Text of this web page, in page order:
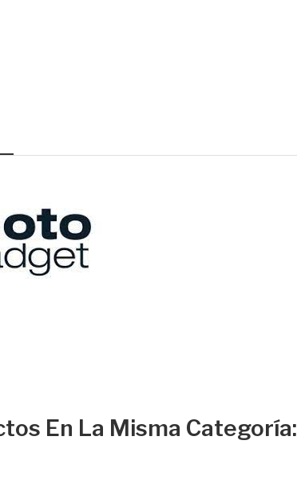
En La Misma Categoría: